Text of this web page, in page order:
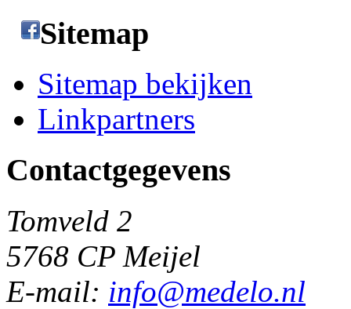
Sitemap
Sitemap bekijken
Linkpartners
Contactgegevens
Tomveld 2
5768 CP Meijel
E-mail: info@medelo.nl